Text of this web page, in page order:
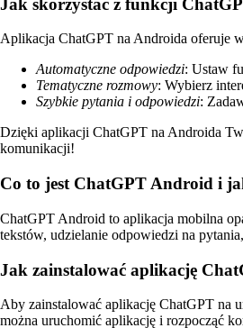
Aplikacja ChatGPT na Androida oferuje
Automatyczne odpowiedzi: Ustaw
Tematyczne rozmowy: Wybierz
Szybkie pytania i odpowiedzi:
Dzięki aplikacji ChatGPT na Androida
komunikacji!
Co to jest ChatGPT Android i
ChatGPT Android to aplikacja mobilna
tekstów, udzielanie odpowiedzi na
Jak zainstalować aplikację
Aby zainstalować aplikację ChatGPT na
można uruchomić aplikację i rozpocząć